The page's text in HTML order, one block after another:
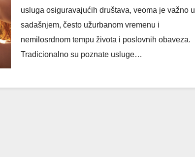
usluga osiguravajućih društava, veoma je važno u
sadašnjem, često užurbanom vremenu i
nemilosrdnom tempu života i poslovnih obaveza.
Tradicionalno su poznate usluge…